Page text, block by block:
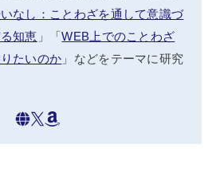
なし：ことわざを通して意識づ
知恵 」「WEB上でのことわざ
たいのか 」などをテーマに研究